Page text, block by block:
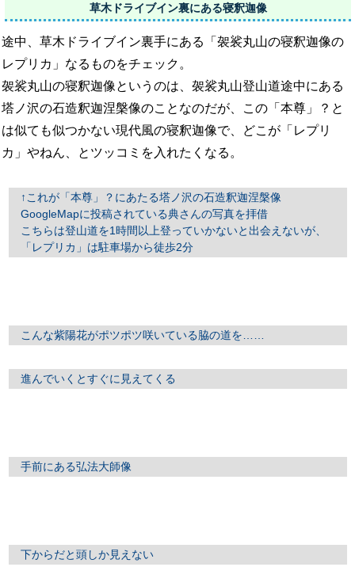
草木ドライブイン裏にある寝釈迦像
途中、草木ドライブイン裏手にある「袈裟丸山の寝釈迦像の
レプリカ」なるものをチェック。
袈裟丸山の寝釈迦像というのは、袈裟丸山登山道途中にある
塔ノ沢の石造釈迦涅槃像のことなのだが、この「本尊」？と
は似ても似つかない現代風の寝釈迦像で、どこが「レプリ
カ」やねん、とツッコミを入れたくなる。
↑これが「本尊」？にあたる塔ノ沢の石造釈迦涅槃像
GoogleMapに投稿されている典さんの写真を拝借
こちらは登山道を1時間以上登っていかないと出会えないが、
「レプリカ」は駐車場から徒歩2分
こんな紫陽花がポツポツ咲いている脇の道を……
進んでいくとすぐに見えてくる
手前にある弘法大師像
下からだと頭しか見えない